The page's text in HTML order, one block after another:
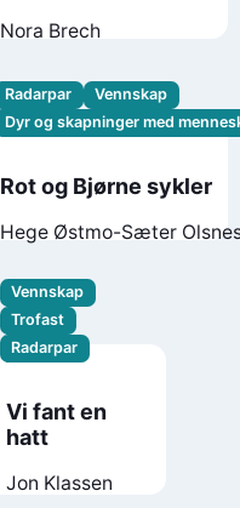
Nora Brech
Radarpar
Vennskap
Dyr og skapninger med
Rot og Bjørne sykler
Hege Østmo-Sæter
Vennskap
Trofast
Radarpar
Vi fant en
hatt
Jon Klassen